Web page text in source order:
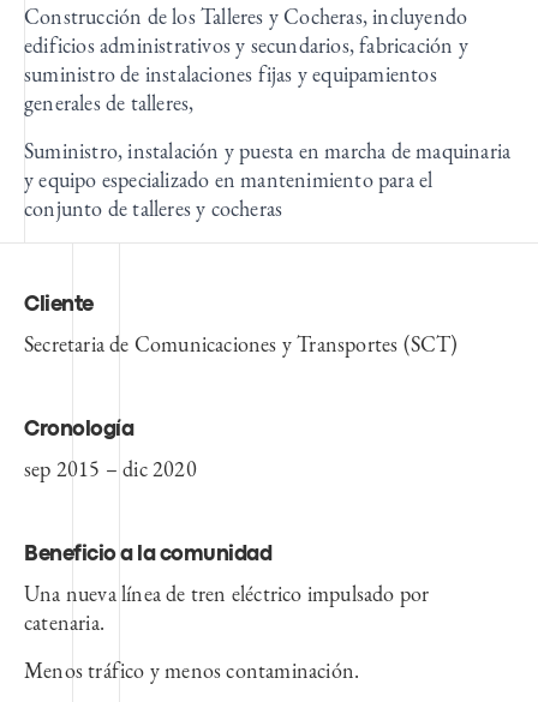
Construcción de los Talleres y Cocheras, incluyendo
edificios administrativos y secundarios, fabricación y
suministro de instalaciones fijas y equipamientos
generales de talleres,
Suministro, instalación y puesta en marcha de maquinaria
y equipo especializado en mantenimiento para el
conjunto de talleres y cocheras
Cliente
Secretaria de Comunicaciones y Transportes (SCT)
Cronología
sep 2015 – dic 2020
Beneficio a la comunidad
Una nueva línea de tren eléctrico impulsado por
catenaria.
Menos tráfico y menos contaminación.